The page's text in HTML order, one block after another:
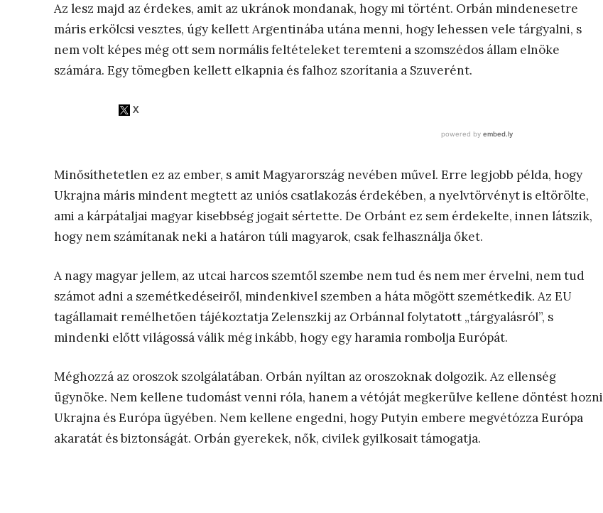
Az lesz majd az érdekes, amit az ukránok mondanak, hogy mi történt. Orbán mindenesetre
máris erkölcsi vesztes, úgy kellett Argentinába utána menni, hogy lehessen vele tárgyalni, s
nem volt képes még ott sem normális feltételeket teremteni a szomszédos állam elnöke
számára. Egy tömegben kellett elkapnia és falhoz szorítania a Szuverént.
Minősíthetetlen ez az ember, s amit Magyarország nevében művel. Erre legjobb példa, hogy
Ukrajna máris mindent megtett az uniós csatlakozás érdekében, a nyelvtörvényt is eltörölte,
ami a kárpátaljai magyar kisebbség jogait sértette. De Orbánt ez sem érdekelte, innen látszik,
hogy nem számítanak neki a határon túli magyarok, csak felhasználja őket.
A nagy magyar jellem, az utcai harcos szemtől szembe nem tud és nem mer érvelni, nem tud
számot adni a szemétkedéseiről, mindenkivel szemben a háta mögött szemétkedik. Az EU
tagállamait remélhetően tájékoztatja Zelenszkij az Orbánnal folytatott „tárgyalásról”, s
mindenki előtt világossá válik még inkább, hogy egy haramia rombolja Európát.
Méghozzá az oroszok szolgálatában. Orbán nyíltan az oroszoknak dolgozik. Az ellenség
ügynöke. Nem kellene tudomást venni róla, hanem a vétóját megkerülve kellene döntést hozni
Ukrajna és Európa ügyében. Nem kellene engedni, hogy Putyin embere megvétózza Európa
akaratát és biztonságát. Orbán gyerekek, nők, civilek gyilkosait támogatja.